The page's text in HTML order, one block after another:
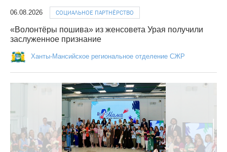
06.08.2026 СОЦИАЛЬНОЕ ПАРТНЁРСТВО
«Волонтёры пошива» из женсовета Урая получили
заслуженное признание
Ханты-Мансийское региональное отделение СЖР